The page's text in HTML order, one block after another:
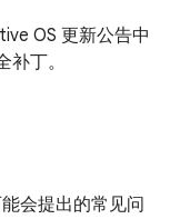
OS 更新公告中
丁。
会提出的常见问